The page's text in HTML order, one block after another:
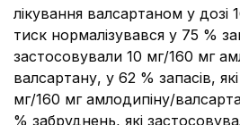
лікування валсартаном у дозі
тиск нормалізувався у 75 %
застосовували 10 мг/160 мг
валсартану, у 62 % запасів,
мг/160 мг амлодипіну/
% забруднень, які